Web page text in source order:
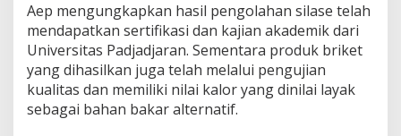
Aep mengungkapkan hasil pengolahan silase telah
mendapatkan sertifikasi dan kajian akademik dari
Universitas Padjadjaran. Sementara produk briket
yang dihasilkan juga telah melalui pengujian
kualitas dan memiliki nilai kalor yang dinilai layak
sebagai bahan bakar alternatif.